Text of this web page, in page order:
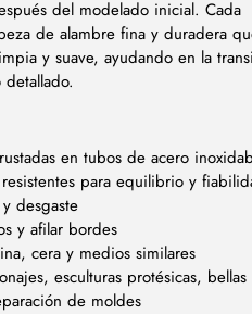
del modelado inicial. Cada
de alambre fina y duradera
y suave, ayudando en la
en tubos de acero
para equilibrio y
desgaste
y afilar bordes
cera y medios similares
esculturas protésicas, bellas
de moldes